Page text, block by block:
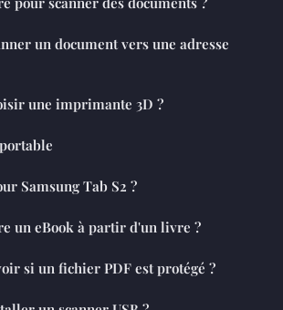
un document vers une adresse
une imprimante 3D ?
Samsung Tab S2 ?
un eBook à partir d'un livre ?
si un fichier PDF est protégé ?